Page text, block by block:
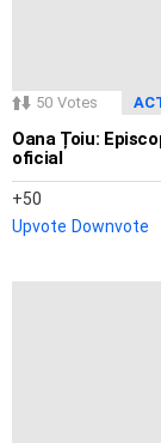
50 Votes
Oana Țoiu:
oficial
50
Upvote Downvote